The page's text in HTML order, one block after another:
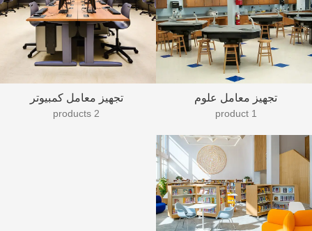
تجهيز معامل علوم
1 product
تجهيز معامل كمبيوتر
2 products